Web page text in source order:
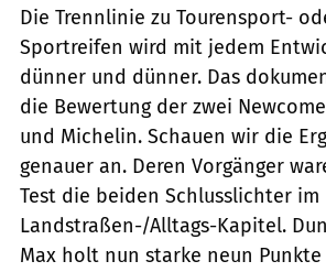
Die Trennlinie zu Tourensport-
Sportreifen wird mit jedem
dünner und dünner. Das
die Bewertung der zwei
und Michelin. Schauen wir die
genauer an. Deren Vorgänger
Test die beiden Schlusslichter im
Landstraßen-/Alltags-Kapitel.
Max holt nun starke neun